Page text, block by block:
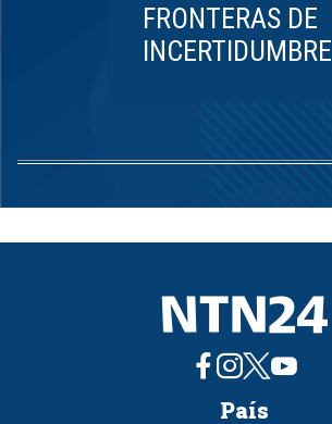
FRONTERAS DE
INCERTIDUMBRE
8
País